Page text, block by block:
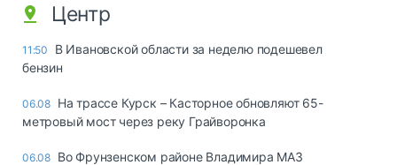
Центр
11:50
В Ивановской области за неделю подешевел
бензин
06.08 На трассе Курск – Касторное обновляют 65-
метровый мост через реку Грайворонка
06.08 Во Фрунзенском районе Владимира МАЗ